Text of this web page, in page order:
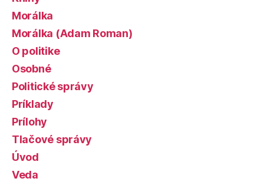
Morálka
Morálka (Adam Roman)
O politike
Osobné
Politické správy
Príklady
Prílohy
Tlačové správy
Úvod
Veda